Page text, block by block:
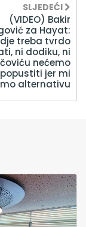
SLJEDEĆI
(VIDEO) Bakir
za Hayat:
treba tvrdo
ni dodiku, ni
čoviću nećemo
popustiti jer mi
alternativu